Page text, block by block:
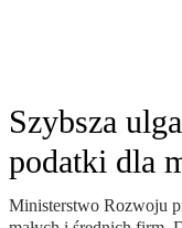
Szybsza
podatki dla
Ministerstwo Rozwoju